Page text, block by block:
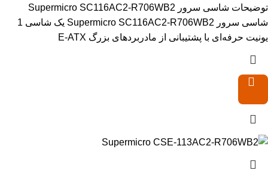
توضیحات شاسی سرور Supermicro SC116AC2-R706WB2
شاسی سرور Supermicro SC116AC2-R706WB2 یک شاسی 1
یونیت حرفه‌ای با پشتیبانی از مادربردهای بزرگ E-ATX